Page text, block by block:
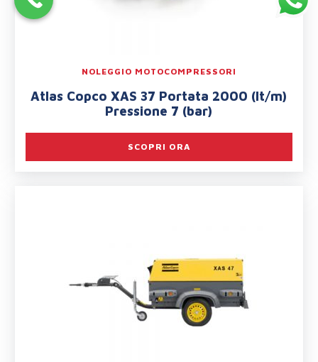
NOLEGGIO MOTOCOMPRESSORI
Atlas Copco XAS 37 Portata 2000 (lt/m)
Pressione 7 (bar)
SCOPRI ORA